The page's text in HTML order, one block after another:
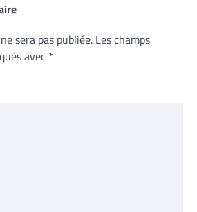
sera pas publiée. Les champs
avec *